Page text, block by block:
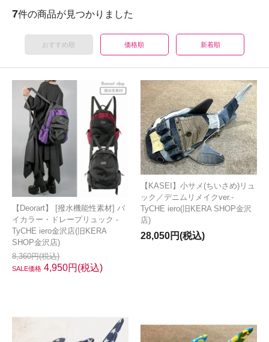
7件の商品が見つかりました
おすすめ順 価格順 新着順
【Deorart】 [撥水機能性素材] バ
イカラー・ドレープリュック -
TyCHE iero金沢店(旧KERA
SHOP金沢店)
8,360円(税込)
SALE価格 4,950円(税込)
【KASEI】小サメ(ちいさめ)リュ
ック／デニムリメイクver.-
TyCHE iero(旧KERA SHOP金沢
店)
28,050円(税込)